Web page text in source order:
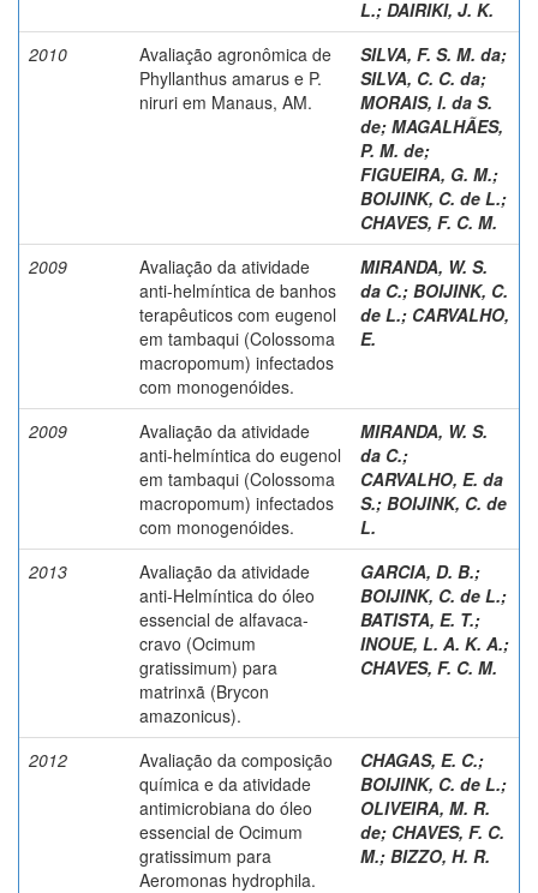
L.; DAIRIKI, J. K.
2010
Avaliação agronômica de
Phyllanthus amarus e P.
niruri em Manaus, AM.
SILVA, F. S. M. da;
SILVA, C. C. da;
MORAIS, I. da S.
de; MAGALHÃES,
P. M. de;
FIGUEIRA, G. M.;
BOIJINK, C. de L.;
CHAVES, F. C. M.
2009
Avaliação da atividade
anti-helmíntica de banhos
terapêuticos com eugenol
em tambaqui (Colossoma
macropomum) infectados
com monogenóides.
MIRANDA, W. S.
da C.; BOIJINK, C.
de L.; CARVALHO,
E.
2009
Avaliação da atividade
anti-helmíntica do eugenol
em tambaqui (Colossoma
macropomum) infectados
com monogenóides.
MIRANDA, W. S.
da C.;
CARVALHO, E. da
S.; BOIJINK, C. de
L.
2013
Avaliação da atividade
anti-Helmíntica do óleo
essencial de alfavaca-
cravo (Ocimum
gratissimum) para
matrinxã (Brycon
amazonicus).
GARCIA, D. B.;
BOIJINK, C. de L.;
BATISTA, E. T.;
INOUE, L. A. K. A.;
CHAVES, F. C. M.
2012
Avaliação da composição
química e da atividade
antimicrobiana do óleo
essencial de Ocimum
gratissimum para
Aeromonas hydrophila.
CHAGAS, E. C.;
BOIJINK, C. de L.;
OLIVEIRA, M. R.
de; CHAVES, F. C.
M.; BIZZO, H. R.